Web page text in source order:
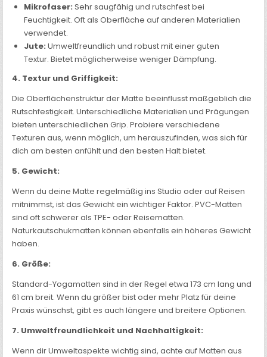
Mikrofaser: Sehr saugfähig und rutschfest bei
Feuchtigkeit. Oft als Oberfläche auf anderen Materialien
verwendet.
Jute: Umweltfreundlich und robust mit einer guten
Textur. Bietet möglicherweise weniger Dämpfung.
4. Textur und Griffigkeit:
Die Oberflächenstruktur der Matte beeinflusst maßgeblich die
Rutschfestigkeit. Unterschiedliche Materialien und Prägungen
bieten unterschiedlichen Grip. Probiere verschiedene
Texturen aus, wenn möglich, um herauszufinden, was sich für
dich am besten anfühlt und den besten Halt bietet.
5. Gewicht:
Wenn du deine Matte regelmäßig ins Studio oder auf Reisen
mitnimmst, ist das Gewicht ein wichtiger Faktor. PVC-Matten
sind oft schwerer als TPE- oder Reisematten.
Naturkautschukmatten können ebenfalls ein höheres Gewicht
haben.
6. Größe:
Standard-Yogamatten sind in der Regel etwa 173 cm lang und
61 cm breit. Wenn du größer bist oder mehr Platz für deine
Praxis wünschst, gibt es auch längere und breitere Optionen.
7. Umweltfreundlichkeit und Nachhaltigkeit:
Wenn dir Umweltaspekte wichtig sind, achte auf Matten aus